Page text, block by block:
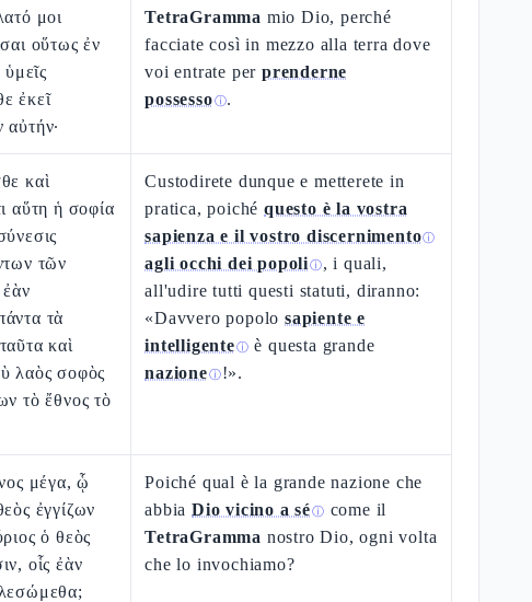
μοι
οὕτως ἐν
ἐκεῖ
αὐτήν·
TetraGramma mio Dio, perché
facciate così in mezzo alla terra dove
voi entrate perprenderne
possessoⓘ.
καὶ
αὕτη ἡ σοφία
τῶν
τὰ
καὶ
λαὸς σοφὸς
τὸ ἔθνος τὸ
Custodirete dunque e metterete in
pratica, poichéquesto è la vostra
sapienza e il vostro discernimentoⓘ
agli occhi dei popoliⓘ, i quali,
all'udire tutti questi statuti, diranno:
«Davvero popolosapiente e
intelligenteⓘ è questa grande
nazioneⓘ!».
μέγα, ᾧ
ἐγγίζων
ὁ θεὸς
οἷς ἐὰν
Poiché qual è la grande nazione che
abbiaDio vicino a séⓘ come il
TetraGramma nostro Dio, ogni volta
che lo invochiamo?